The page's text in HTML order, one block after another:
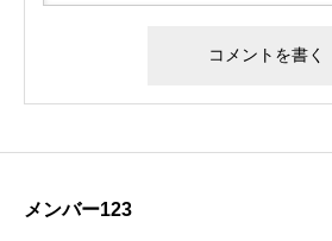
メンバー123